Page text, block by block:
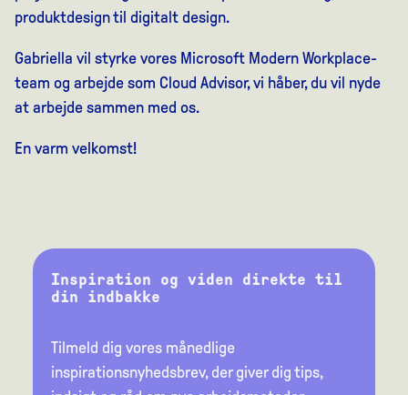
produktdesign til digitalt design.
Gabriella vil styrke vores Microsoft Modern Workplace-
team og arbejde som Cloud Advisor, vi håber, du vil nyde
at arbejde sammen med os.
En varm velkomst!
Inspiration og viden direkte til
din indbakke
Tilmeld dig vores månedlige
inspirationsnyhedsbrev, der giver dig tips,